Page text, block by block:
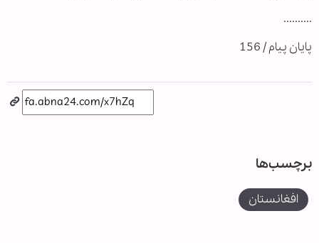
..........
پایان پیام / 156
برچسب‌ها
افغانستان